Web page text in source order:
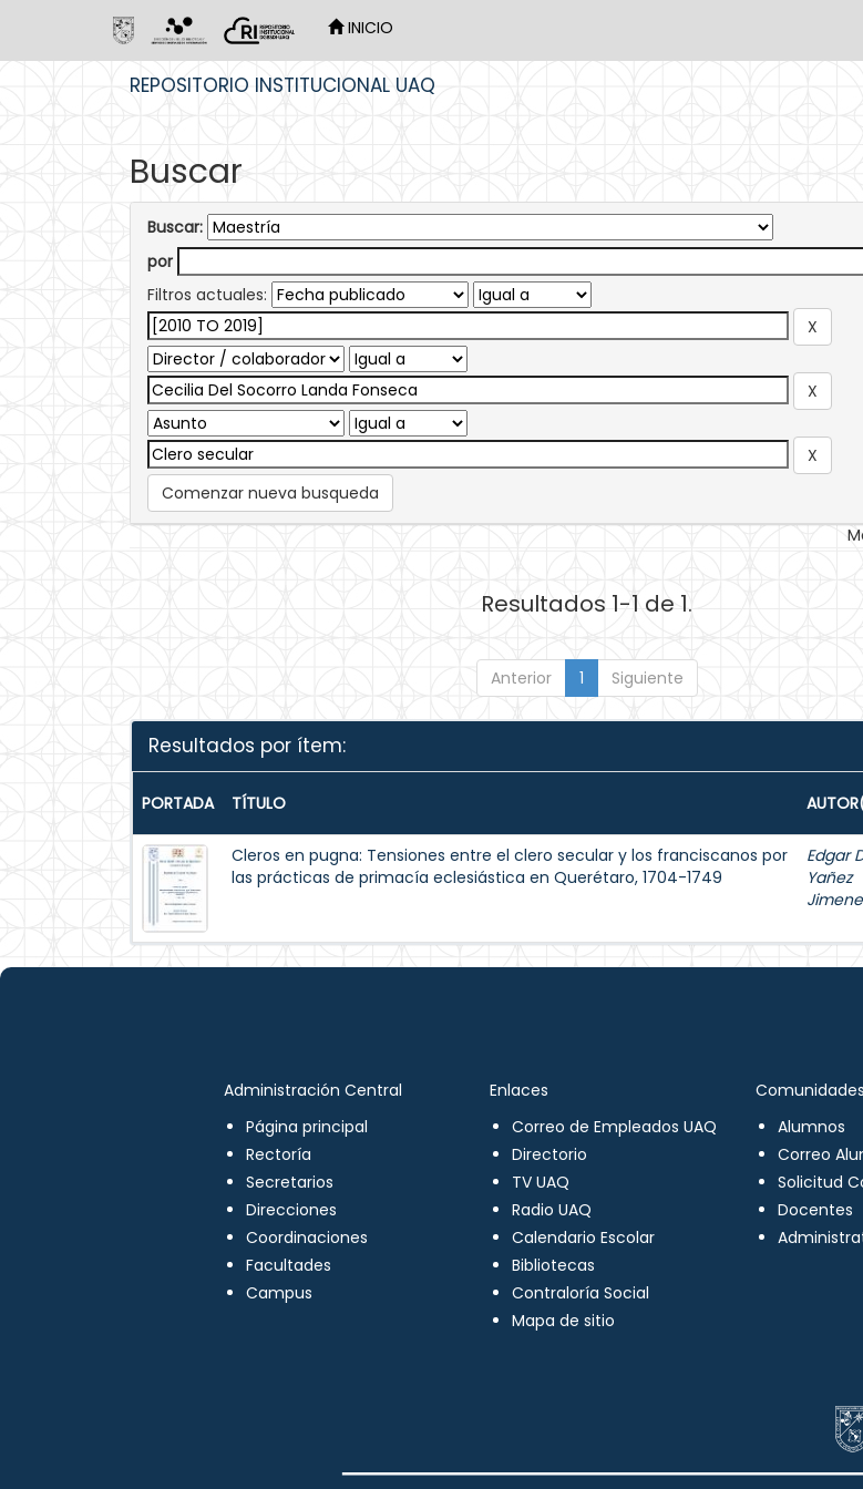
INICIO
REPOSITORIO INSTITUCIONAL UAQ
Buscar
Buscar:
por
Filtros actuales:
Comenzar nueva busqueda
Resultados 1-1 de 1.
Anterior 1 Siguiente
Resultados por ítem:
PORTADA TÍTULO
Cleros en pugna: Tensiones entre el clero secular y los franciscanos por
las prácticas de primacía eclesiástica en Querétaro, 1704-1749
Edgar
Yañez
Administración Central
Página principal
Rectoría
Secretarios
Direcciones
Coordinaciones
Facultades
Campus
Enlaces
Correo de Empleados UAQ
Directorio
TV UAQ
Radio UAQ
Calendario Escolar
Bibliotecas
Contraloría Social
Mapa de sitio
Comunidades
Alumnos
Correo
Solicitud
Docentes